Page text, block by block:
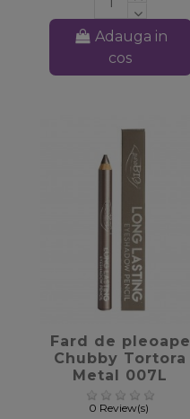
Adauga in
cos
favorite_border
Fard de pleoape
Chubby Tortora
Metal 007L
Long Lasting –
PuroBIO
0 Review(s)